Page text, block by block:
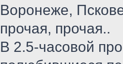
Воронеже,
прочая, прочая..
В 2.5-часовой